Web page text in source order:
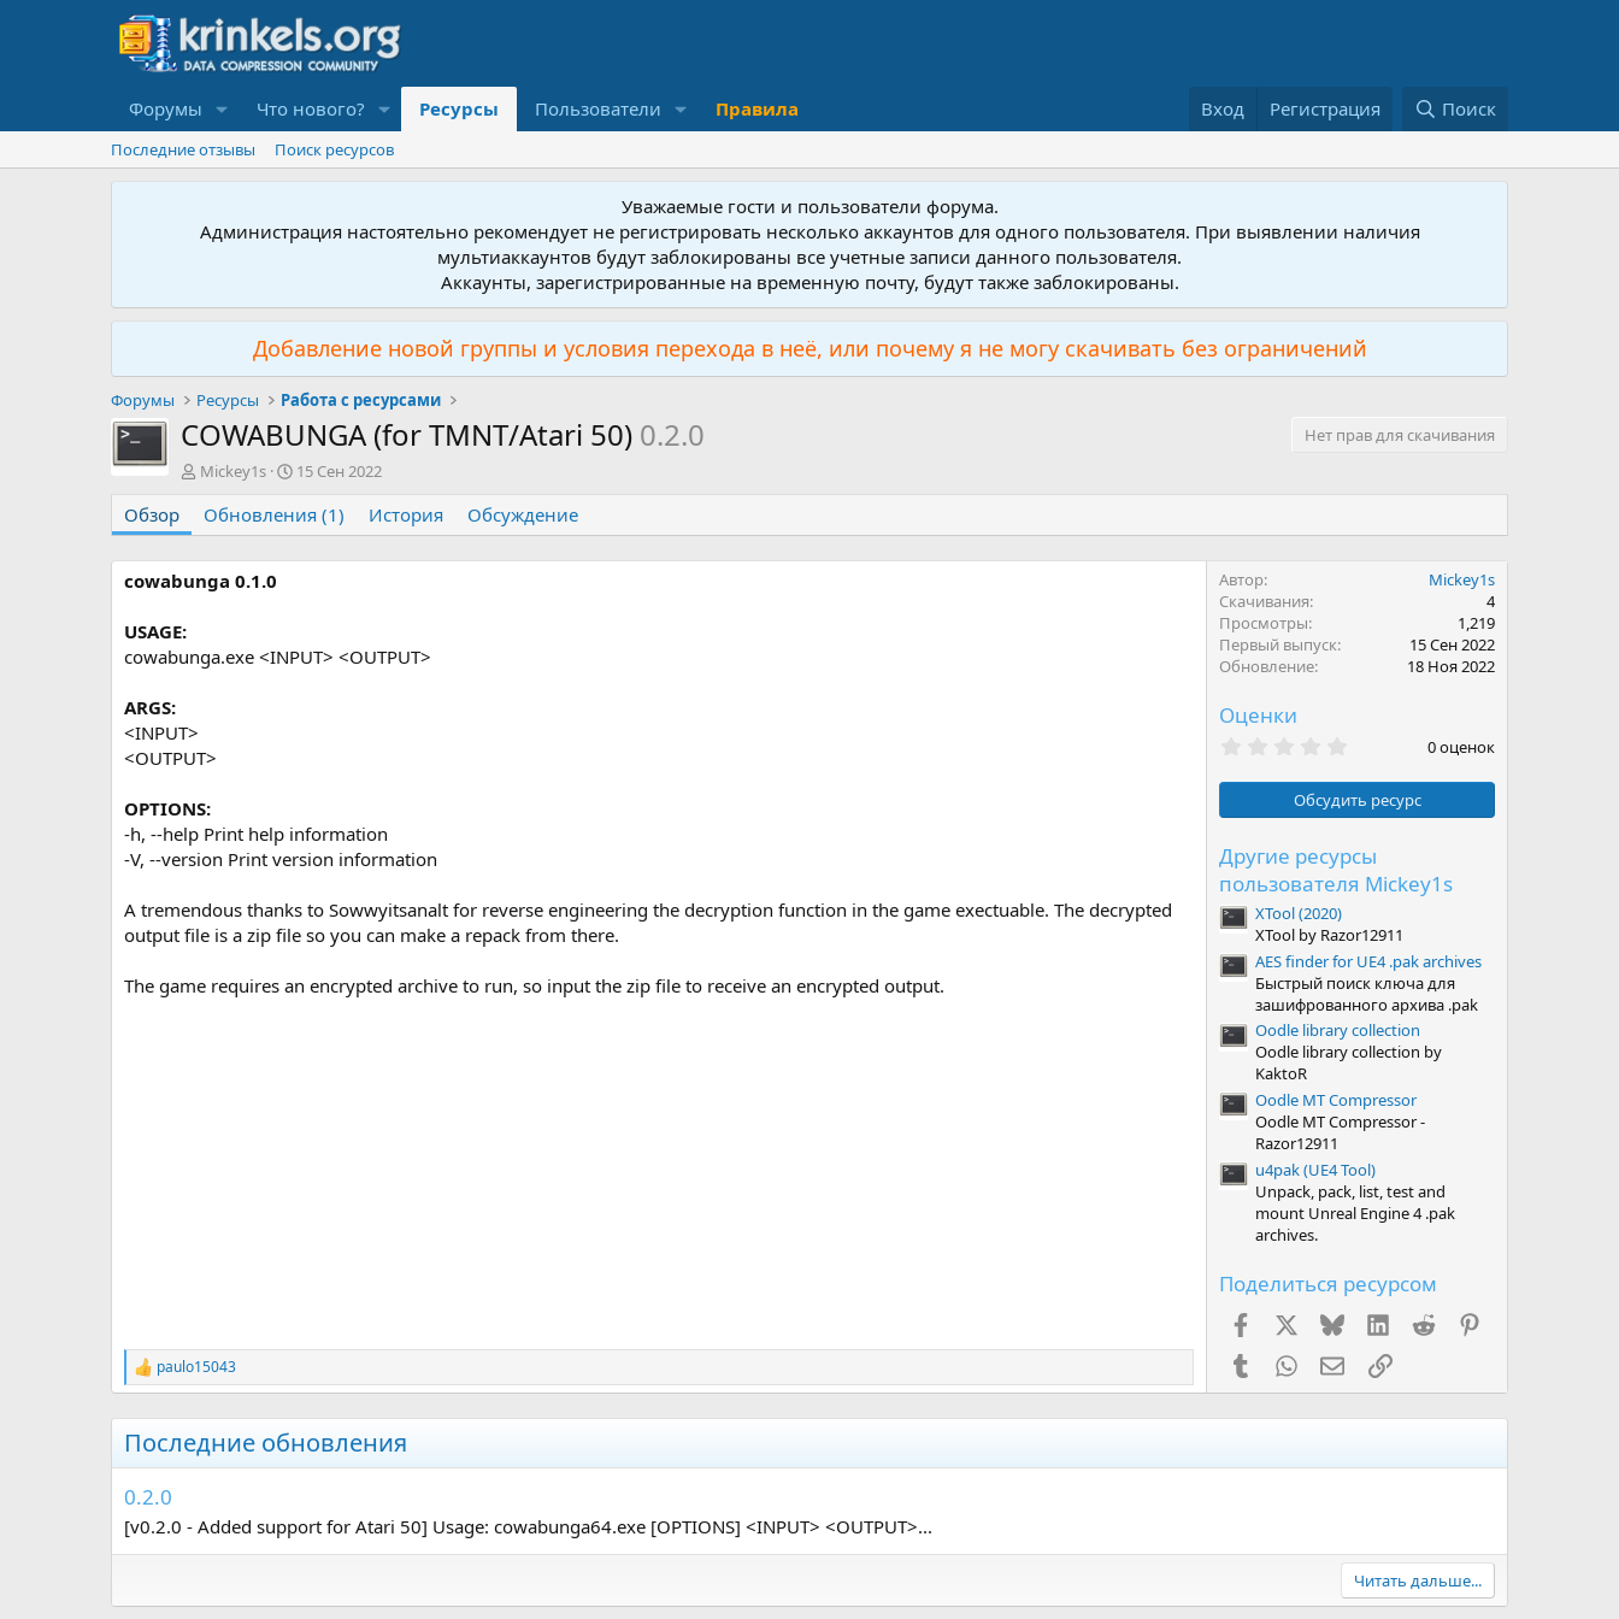
Форумы Что нового? Ресурсы Пользователи Правила Вход Регистрация Поиск
Последние отзывы Поиск ресурсов
Уважаемые гости и пользователи форума.
Администрация настоятельно рекомендует не регистрировать несколько аккаунтов для одного пользователя. При выявлении наличия
мультиаккаунтов будут заблокированы все учетные записи данного пользователя.
Аккаунты, зарегистрированные на временную почту, будут также заблокированы.
Добавление новой группы и условия перехода в неё, или почему я не могу скачивать без ограничений
Форумы Ресурсы Работа с ресурсами
COWABUNGA (for TMNT/Atari 50) 0.2.0
Нет прав для скачивания
А
т
о
р
Mickey1s
Д
т
а
с
н
15 Сен 2022
Обзор Обновления (1) История Обсуждение
cowabunga 0.1.0
USAGE:
cowabunga.exe <INPUT> <OUTPUT>
ARGS:
<INPUT>
<OUTPUT>
OPTIONS:
-h, --help Print help information
-V, --version Print version information
A tremendous thanks to Sowwyitsanalt for reverse engineering the decryption function in the game exectuable. The decrypted
output file is a zip file so you can make a repack from there.
The game requires an encrypted archive to run, so input the zip file to receive an encrypted output.
Р
е
к
ц
и
и
:
paulo15043
Автор
Mickey1s
Скачивания
4
Просмотры
1,219
Первый выпуск
15 Сен 2022
Обновление
18 Ноя 2022
Оценки
0
0
з
ё
з
д
0 оценок
Обсудить ресурс
Другие ресурсы
пользователя Mickey1s
XTool (2020)
XTool by Razor12911
AES finder for UE4 .pak archives
Быстрый поиск ключа для
зашифрованного архива .pak
Oodle library collection
Oodle library collection by
KaktoR
Oodle MT Compressor
Oodle MT Compressor -
Razor12911
u4pak (UE4 Tool)
Unpack, pack, list, test and
mount Unreal Engine 4 .pak
archives.
Поделиться ресурсом
FacebookX (Twitter)
Bluesky LinkedInReddit
TumblrWhatsAppЭлектронная почта
Ссылка
Последние обновления
0.2.0
[v0.2.0 - Added support for Atari 50] Usage: cowabunga64.exe [OPTIONS] <INPUT> <OUTPUT>...
Читать дальше...